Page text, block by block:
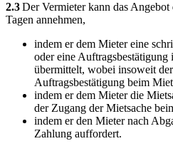
2.3Der Vermieter kann das
Tagen annehmen,
indem er dem Mieter eine
oder eine
übermittelt, wobei insoweit
Auftragsbestätigung beim
indem er dem Mieter die
der Zugang der Mietsache
indem er den Mieter nach
Zahlung auffordert.